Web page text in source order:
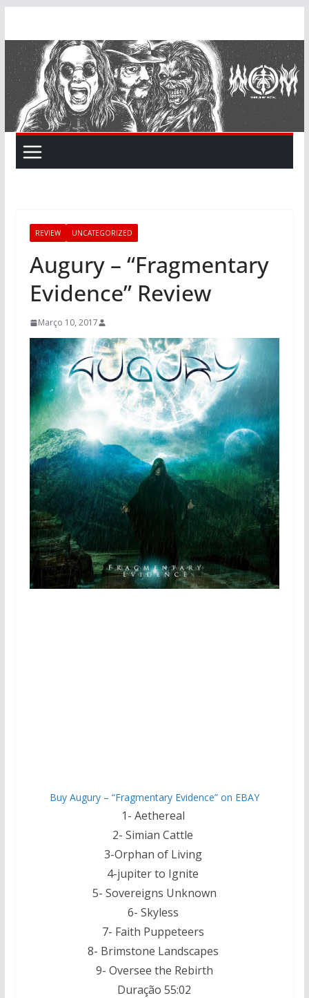
content
REVIEW UNCATEGORIZED
Augury – “Fragmentary
Evidence” Review
Março 10, 2017
Buy Augury – “Fragmentary Evidence” on EBAY
1- Aethereal
2- Simian Cattle
3-Orphan of Living
4-jupiter to Ignite
5- Sovereigns Unknown
6- Skyless
7- Faith Puppeteers
8- Brimstone Landscapes
9- Oversee the Rebirth
Duração 55:02